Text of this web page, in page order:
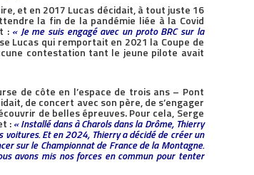
et en 2017 Lucas décidait, à tout juste 16
la fin de la pandémie liée à la Covid
: « Je me suis engagé avec un proto BRC sur la
Lucas qui remportait en 2021 la Coupe de
contestation tant le jeune pilote avait
de côte en l’espace de trois ans – Pont
de concert avec son père, de s’engager
de belles épreuves. Pour cela, Serge
:« Installé dans à Charols dans la Drôme, Thierry
Et en 2024, Thierry a décidé de créer un
sur le Championnat de France de la Montagne.
avons mis nos forces en commun pour tenter